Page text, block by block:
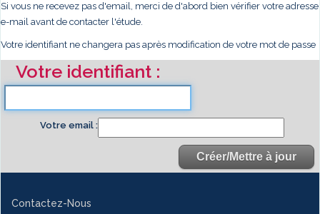
Si vous ne recevez pas d'email, merci de d'abord bien vérifier votre adresse
e-mail avant de contacter l'étude.
Votre identifiant ne changera pas après modification de votre mot de passe
Votre identifiant
Votre email
Contactez-Nous